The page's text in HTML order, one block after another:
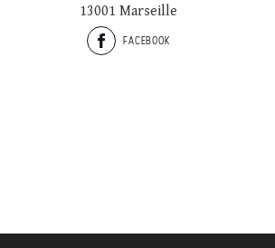
13001 Marseille
FACEBOOK